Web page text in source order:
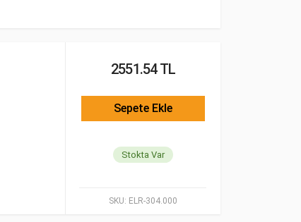
SKU: ELR-304.000
2551.54 TL
Sepete Ekle
Stokta Var